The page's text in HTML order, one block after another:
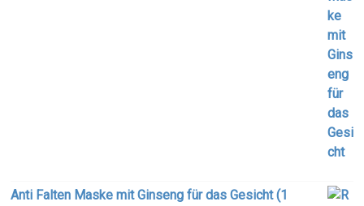
Anti Falten Maske mit Ginseng für das Gesicht (1